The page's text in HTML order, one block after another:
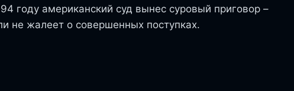
году американский суд вынес суровый приговор –
не жалеет о совершенных поступках.